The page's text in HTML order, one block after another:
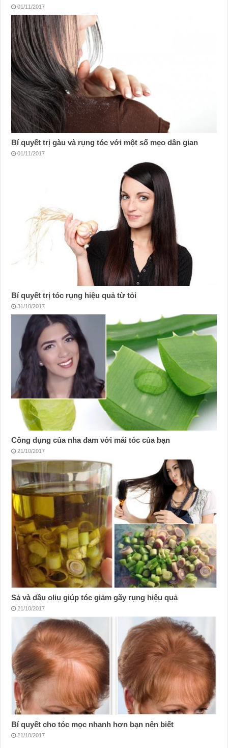
01/11/2017
Bí quyết trị gàu và rụng tóc với một số mẹo dân gian
01/11/2017
Bí quyết trị tóc rụng hiệu quả từ tỏi
31/10/2017
Công dụng của nha đam với mái tóc của bạn
21/10/2017
Sả và dầu oliu giúp tóc giảm gãy rụng hiệu quả
21/10/2017
Bí quyết cho tóc mọc nhanh hơn bạn nên biết
21/10/2017